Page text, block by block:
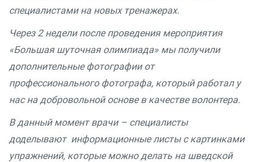
специалистами на новых тренажерах.
Через 2 недели после проведения мероприятия
«Большая шуточная олимпиада» мы получили
дополнительные фотографии от
профессионального фотографа, который работал у
нас на добровольной основе в качестве волонтера.
В данный момент врачи – специалисты
доделывают информационные листы с картинками
упражнений, которые можно делать на шведской